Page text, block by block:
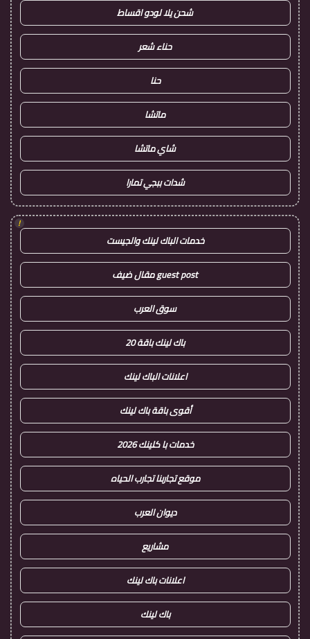
شحن يلا لودو اقساط
حناء شعر
حنا
ماتشا
شاي ماتشا
شدات ببجي تمارا
!
خدمات الباك لينك والجيست
guest post مقال ضيف
سوق العرب
باك لينك باقة 20
اعلانات الباك لينك
أقوى باقة باك لينك
خدمات با كلينك 2026
موقع تجاربنا تجارب الحياه
ديوان العرب
مشاريع
اعلانات باك لينك
باك لينك